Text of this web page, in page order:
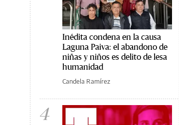
Inédita condena en la causa
Laguna Paiva: el abandono de
niñas y niños es delito de lesa
humanidad
Candela Ramírez
4